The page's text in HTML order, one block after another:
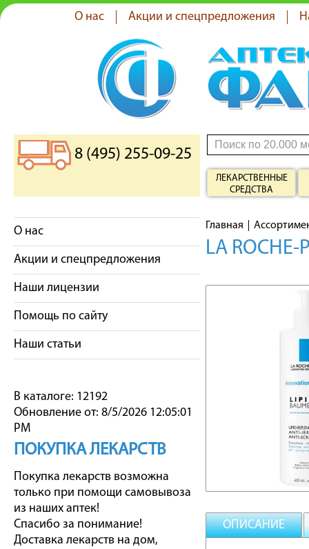
О нас Акции и спецпредложения
8 (495) 255-09-25
ЛЕКАРСТВЕННЫЕ
СРЕДСТВА
О нас
Акции и спецпредложения
Наши лицензии
Помощь по сайту
Наши статьи
В каталоге: 12192
Обновление от: 8/5/2026 12:05:01
PM
ПОКУПКА ЛЕКАРСТВ
Покупка лекарств возможна
только при помощи самовывоза
из наших аптек!
Спасибо за понимание!
Доставка лекарств на дом,
Главная
LA
ОПИСАНИЕ